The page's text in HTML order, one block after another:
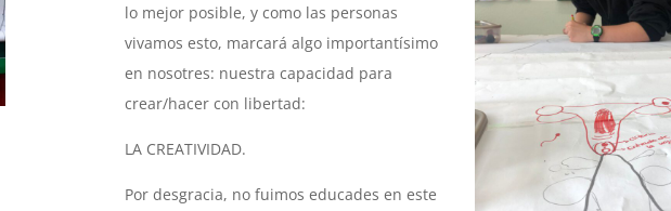
lo mejor posible, y como las personas
vivamos esto, marcará algo importantísimo
en nosotres: nuestra capacidad para
crear/hacer con libertad:
LA CREATIVIDAD.
Por desgracia, no fuimos educades en este